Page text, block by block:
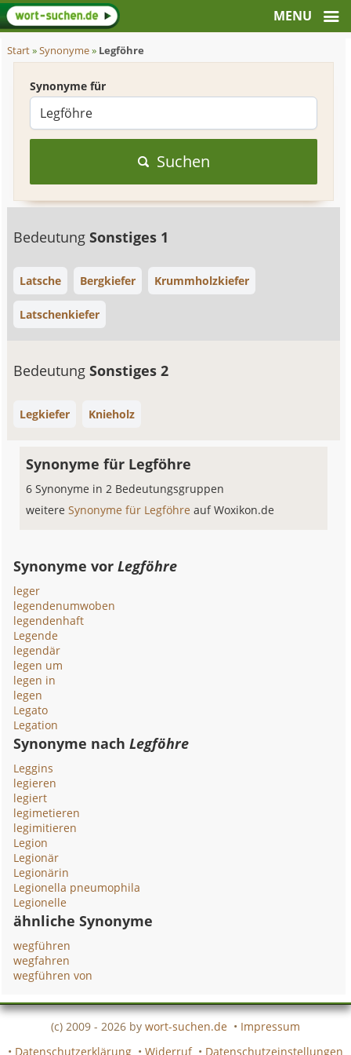
Start»Synonyme» Legföhre
Synonyme für
Suchen
BedeutungSonstiges 1
Latsche Bergkiefer Krummholzkiefer
Latschenkiefer
BedeutungSonstiges 2
Legkiefer Knieholz
Synonyme für Legföhre
6 Synonyme in 2 Bedeutungsgruppen
weitereSynonyme für Legföhreauf Woxikon.de
Synonyme vorLegföhre
leger
legendenumwoben
legendenhaft
Legende
legendär
legen um
legen in
legen
Legato
Legation
Synonyme nachLegföhre
Leggins
legieren
legiert
legimetieren
legimitieren
Legion
Legionär
Legionärin
Legionella pneumophila
Legionelle
ähnliche Synonyme
wegführen
wegfahren
wegführen von
(c) 2009 - 2026 by wort-suchen.de • Impressum
• Datenschutzerklärung • Widerruf • Datenschutzeinstellungen